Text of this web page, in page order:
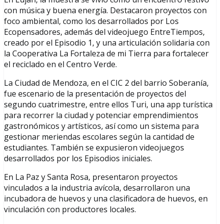
con música y buena energía. Destacaron proyectos con
foco ambiental, como los desarrollados por Los
Ecopensadores, además del videojuego EntreTiempos,
creado por el Episodio 1, y una articulación solidaria con
la Cooperativa La Fortaleza de mi Tierra para fortalecer
el reciclado en el Centro Verde.
La Ciudad de Mendoza, en el CIC 2 del barrio Soberanía,
fue escenario de la presentación de proyectos del
segundo cuatrimestre, entre ellos Turi, una app turística
para recorrer la ciudad y potenciar emprendimientos
gastronómicos y artísticos, así como un sistema para
gestionar meriendas escolares según la cantidad de
estudiantes. También se expusieron videojuegos
desarrollados por los Episodios iniciales.
En La Paz y Santa Rosa, presentaron proyectos
vinculados a la industria avícola, desarrollaron una
incubadora de huevos y una clasificadora de huevos, en
vinculación con productores locales.